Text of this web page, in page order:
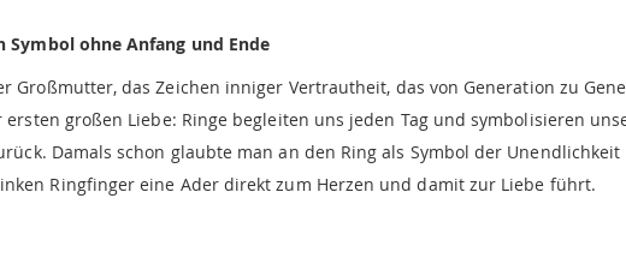
Symbol ohne Anfang und Ende
Großmutter, das Zeichen inniger Vertrautheit, das von Generation zu
großen Liebe: Ringe begleiten uns jeden Tag und symbolisieren
Damals schon glaubte man an den Ring als Symbol der
Ringfinger eine Ader direkt zum Herzen und damit zur Liebe führt.